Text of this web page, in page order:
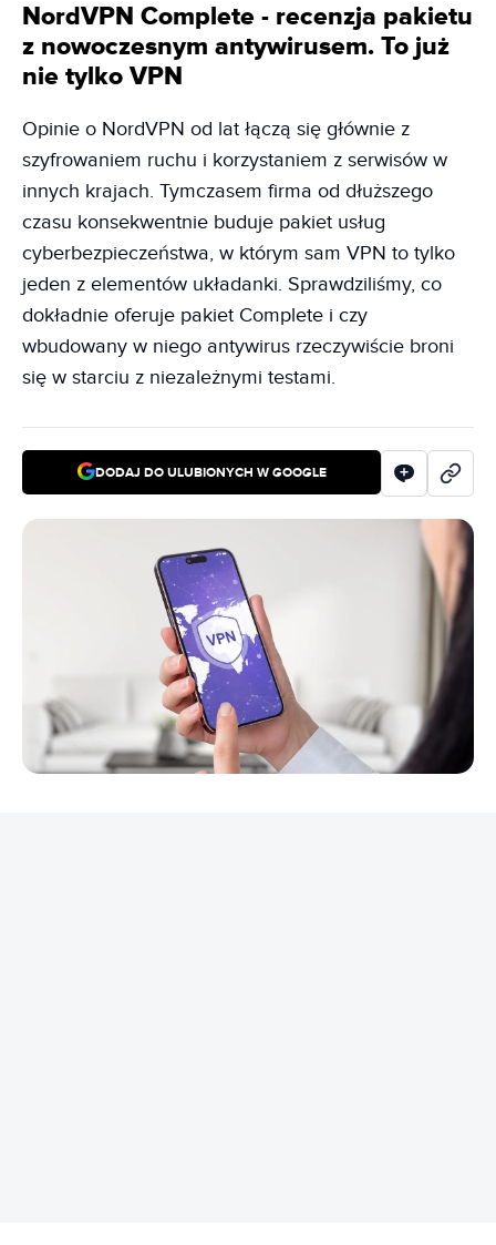
NordVPN Complete - recenzja pakietu
z nowoczesnym antywirusem. To już
nie tylko VPN
Opinie o NordVPN od lat łączą się głównie z
szyfrowaniem ruchu i korzystaniem z serwisów w
innych krajach. Tymczasem firma od dłuższego
czasu konsekwentnie buduje pakiet usług
cyberbezpieczeństwa, w którym sam VPN to tylko
jeden z elementów układanki. Sprawdziliśmy, co
dokładnie oferuje pakiet Complete i czy
wbudowany w niego antywirus rzeczywiście broni
się w starciu z niezależnymi testami.
DODAJ DO ULUBIONYCH W GOOGLE